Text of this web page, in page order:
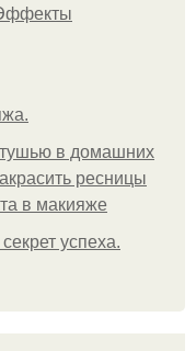
тушью в домашних
ресницы
в макияже
успеха.